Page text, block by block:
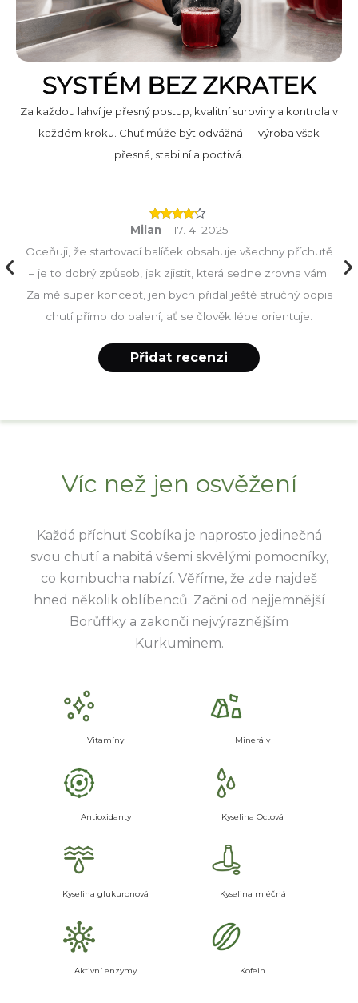
SYSTÉM BEZ ZKRATEK
Za každou lahví je přesný postup, kvalitní suroviny a kontrola v
každém kroku. Chuť může být odvážná — výroba však
přesná, stabilní a poctivá.
Hodnocení
Milan – 17. 4. 2025
Oceňuji, že startovací balíček obsahuje všechny příchutě
– je to dobrý způsob, jak zjistit, která sedne zrovna vám.
Za mě super koncept, jen bych přidal ještě stručný popis
chutí přímo do balení, ať se člověk lépe orientuje.
Přidat recenzi
Víc než jen osvěžení
Každá příchuť Scobíka je naprosto jedinečná
svou chutí a nabitá všemi skvělými pomocníky,
co kombucha nabízí. Věříme, že zde najdeš
hned několik oblíbenců. Začni od nejjemnější
Borůffky a zakonči nejvýraznějším
Kurkuminem.
Vitamíny Minerály
Antioxidanty Kyselina Octová
Kyselina glukuronová Kyselina mléčná
Aktivní enzymy Kofein